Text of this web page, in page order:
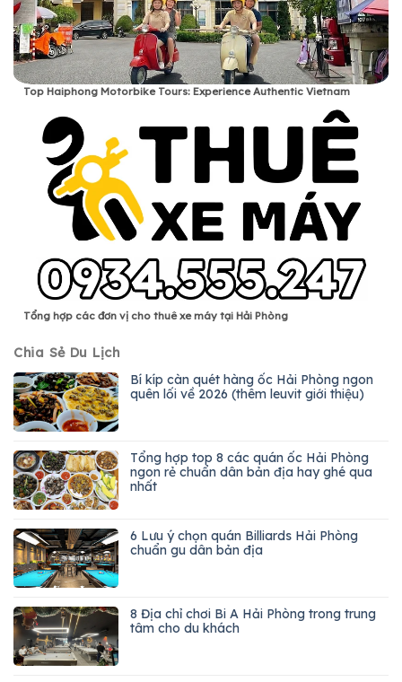
Top Haiphong Motorbike Tours: Experience Authentic Vietnam
Tổng hợp các đơn vị cho thuê xe máy tại Hải Phòng
Chia Sẻ Du Lịch
Bí kíp càn quét hàng ốc Hải Phòng ngon
quên lối về 2026 (thêm leuvit giới thiệu)
Tổng hợp top 8 các quán ốc Hải Phòng
ngon rẻ chuẩn dân bản địa hay ghé qua
nhất
6 Lưu ý chọn quán Billiards Hải Phòng
chuẩn gu dân bản địa
8 Địa chỉ chơi Bi A Hải Phòng trong trung
tâm cho du khách